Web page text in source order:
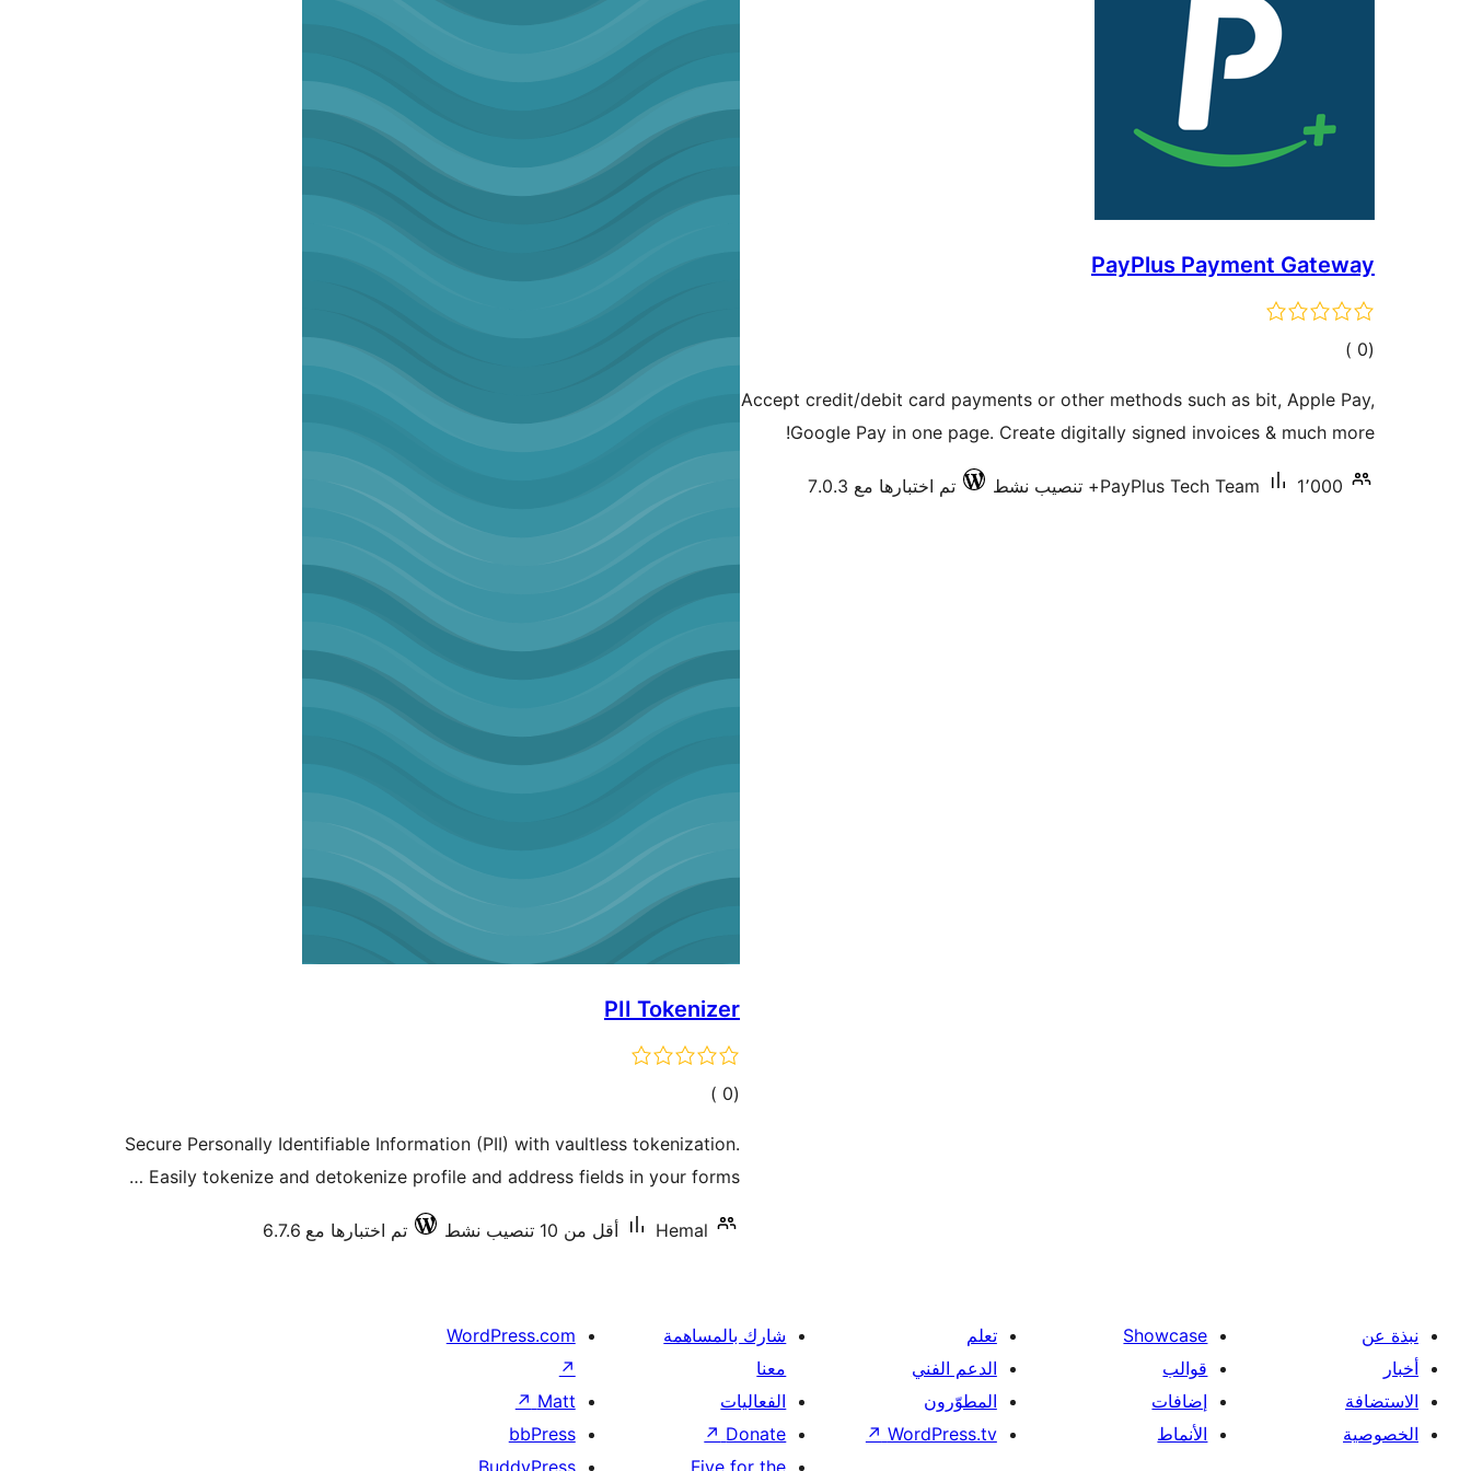
PayPlus Payment Gateway
(0
إجمالي)
Accept credit/debit card payments or other methods such as bit, Apple Pay,
Google Pay in one page. Create digitally signed invoices & much more!
PayPlus Tech Team 1٬000+ تنصيب نشط تم اختبارها مع 7.0.3
PII Tokenizer
(0
إجمالي)
Secure Personally Identifiable Information (PII) with vaultless tokenization.
Easily tokenize and detokenize profile and address fields in your forms …
Hemal أقل من 10 تنصيب نشط تم اختبارها مع 6.7.6
نبذة عن
أخبار
الاستضافة
الخصوصية
Showcase
قوالب
إضافات
الأنماط
تعلم
الدعم الفني
المطوّرون
WordPress.tv
↗
شارك بالمساهمة
معنا
الفعاليات
Donate
↗
Five for the
WordPress.com
↗
Matt
↗
bbPress
BuddyPress